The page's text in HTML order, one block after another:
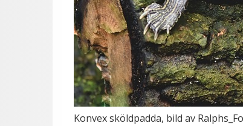
Konvex sköldpadda, bild av